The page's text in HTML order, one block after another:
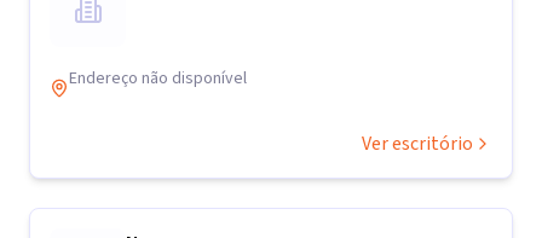
Endereço não disponível
Ver escritório